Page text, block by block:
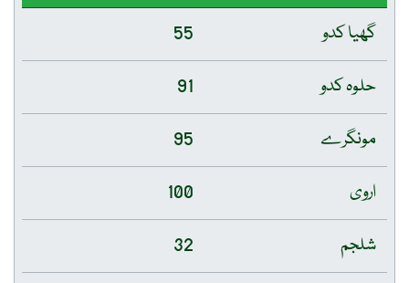
گھیا کدو
55
حلوہ کدو
91
مونگرے
95
اروی
100
شلجم
32